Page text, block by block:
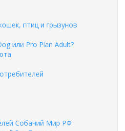
птиц и грызунов
или Pro Plan Adult?
Собачий Мир РФ